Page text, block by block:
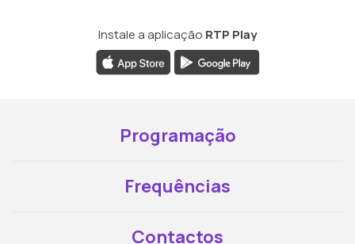
Instale a aplicação RTP Play
Programação
Frequências
Contactos